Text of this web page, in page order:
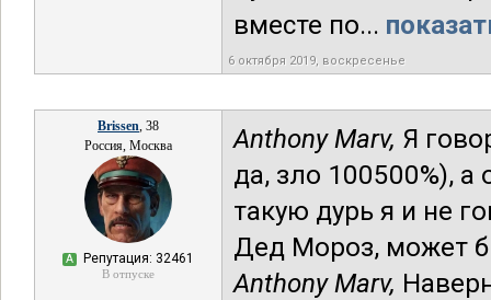
вместе по...
6 октября 2019, воскресенье
Brissen, 38
Россия, Москва
А Репутация: 32461
В отпуске
Anthony Marv, Я
да, зло 100500%),
такую дурь я и не
Дед Мороз, может
Anthony Marv,